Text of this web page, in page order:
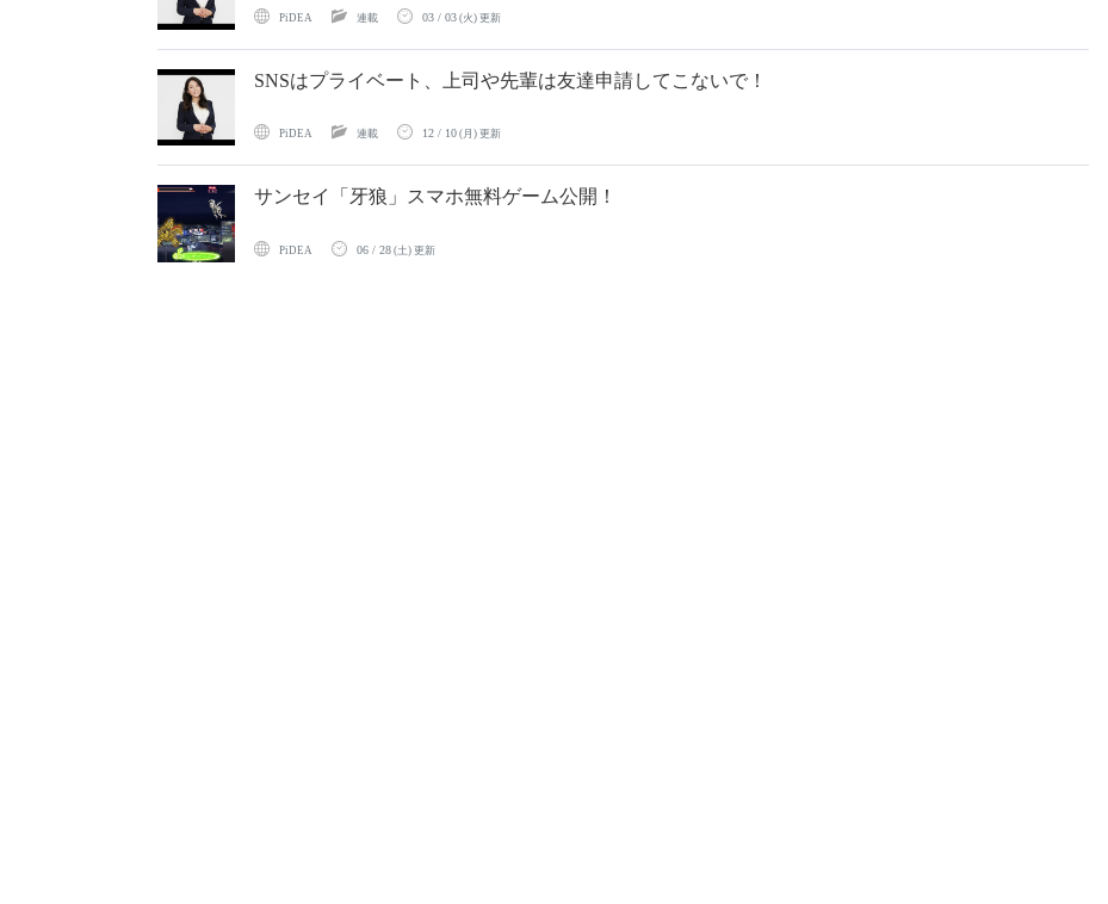
PiDEA 連載 03 / 03(火) 更新
SNSはプライベート、上司や先輩は友達申請してこないで！
PiDEA 連載 12 / 10(月) 更新
サンセイ「牙狼」スマホ無料ゲーム公開！
PiDEA 06 / 28(土) 更新